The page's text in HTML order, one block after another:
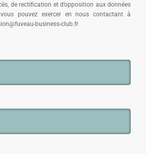
de rectification et d’opposition aux données
pouvez exercer en nous contactant à
business-club.fr